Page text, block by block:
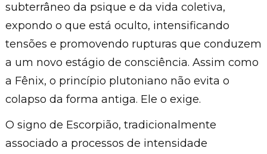
subterrâneo da psique e da vida coletiva,
expondo o que está oculto, intensificando
tensões e promovendo rupturas que conduzem
a um novo estágio de consciência. Assim como
a Fênix, o princípio plutoniano não evita o
colapso da forma antiga. Ele o exige.
O signo de Escorpião, tradicionalmente
associado a processos de intensidade